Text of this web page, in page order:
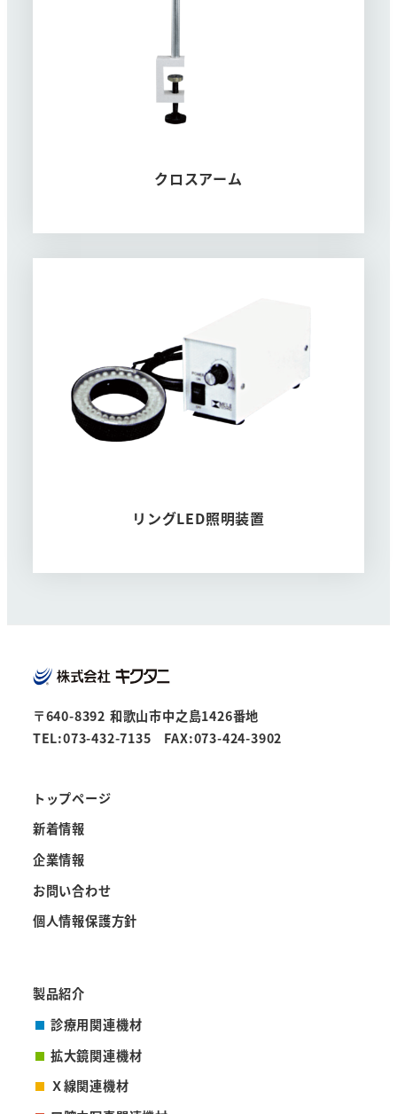
クロスアーム
リングLED照明装置
〒640-8392 和歌山市中之島1426番地
TEL:073-432-7135 FAX:073-424-3902
トップページ
新着情報
企業情報
お問い合わせ
個人情報保護方針
製品紹介
診療用関連機材
拡大鏡関連機材
Ｘ線関連機材